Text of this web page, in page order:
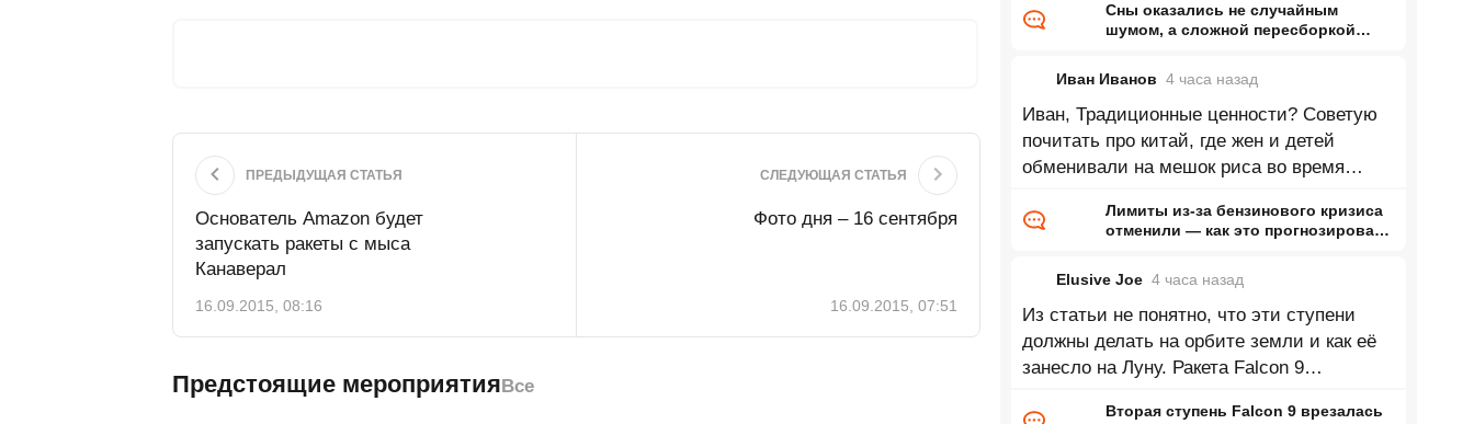
ПРЕДЫДУЩАЯ СТАТЬЯ
Основатель Amazon будет
запускать ракеты с мыса
Канаверал
16.09.2015, 08:16
СЛЕДУЮЩАЯ СТАТЬЯ
Фото дня – 16 сентября
16.09.2015, 07:51
Предстоящие мероприятияВсе
Сны оказались не случайным
шумом, а сложной пересборкой
Иван Иванов 4 часа назад
Иван, Традиционные ценности? Советую
почитать про китай, где жен и детей
обменивали на мешок риса во время
Лимиты из-за бензинового кризиса
отменили — как это прогнозировал
Elusive Joe 4 часа назад
Из статьи не понятно, что эти ступени
должны делать на орбите земли и как её
занесло на Луну. Ракета Falcon 9
Вторая ступень Falcon 9 врезалась